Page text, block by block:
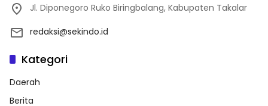
Jl. Diponegoro Ruko Biringbalang, Kabupaten Takalar
redaksi@sekindo.id
Kategori
Daerah
Berita